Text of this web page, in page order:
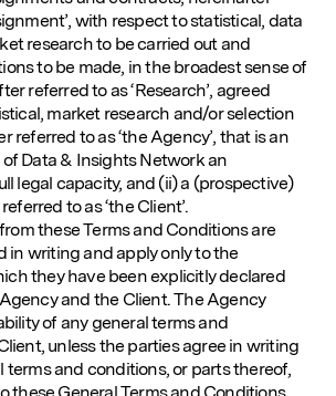
with respect to statistical, data
research to be carried out and
to be made, in the broadest sense of
referred to as ‘Research’, agreed
market research and/or selection
referred to as ‘the Agency’, that is an
Data & Insights Network an
legal capacity, and (ii) a (prospective)
to as ‘the Client’.
these Terms and Conditions are
in writing and apply only to the
they have been explicitly declared
and the Client. The Agency
of any general terms and
unless the parties agree in writing
terms and conditions, or parts thereof,